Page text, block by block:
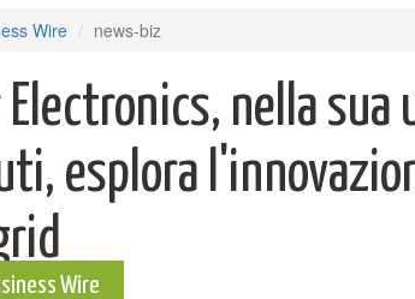
Wire news-biz
Electronics, nella
esplora
Wire